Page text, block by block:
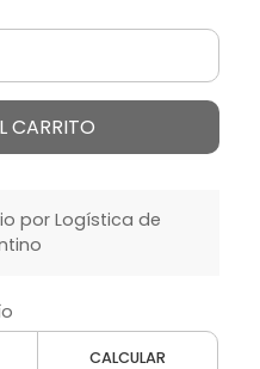
CARRITO
por Logística de
CALCULAR